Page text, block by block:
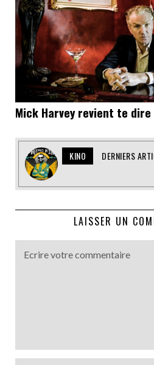
Mick Harvey revient te dire
KINO DERNIERS
LAISSER UN